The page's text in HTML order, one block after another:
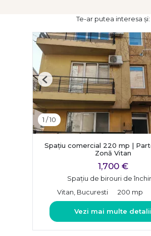
Te-ar putea interesa și:
1 /10
Previous
Spațiu comercial 220 mp |
Zonă Vitan
1,700 €
Spațiu de birouri de
Vitan, Bucuresti
200 mp
Vezi mai multe detalii